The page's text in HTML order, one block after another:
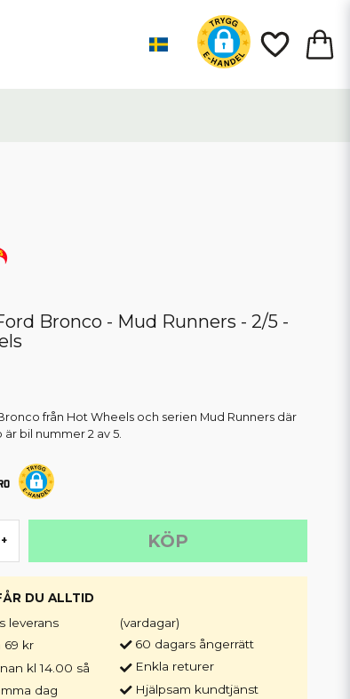
Bronco - Mud Runners - 2/5 -
från Hot Wheels och serien Mud Runners där
bil nummer 2 av 5.
+ KÖP
DU ALLTID
leverans
69 kr
kl 14.00 så
dag
(vardagar)
60 dagars ångerrätt
Enkla returer
Hjälpsam kundtjänst